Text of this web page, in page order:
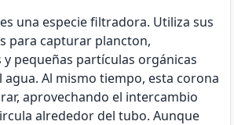
una especie filtradora. Utiliza sus
para capturar plancton,
pequeñas partículas orgánicas
agua. Al mismo tiempo, esta corona
aprovechando el intercambio
alrededor del tubo. Aunque